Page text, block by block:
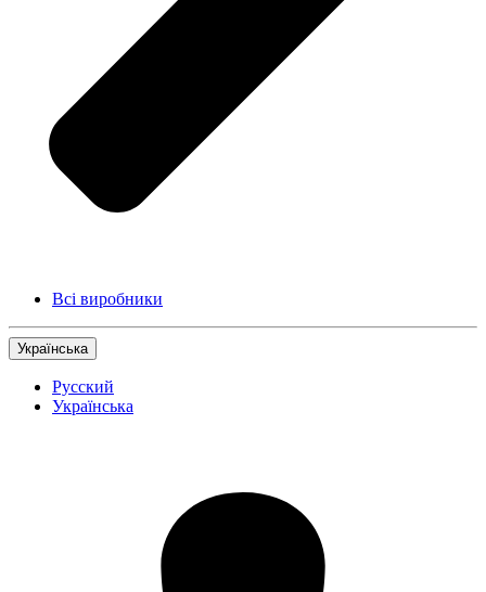
Всі виробники
Українська
Русский
Українська